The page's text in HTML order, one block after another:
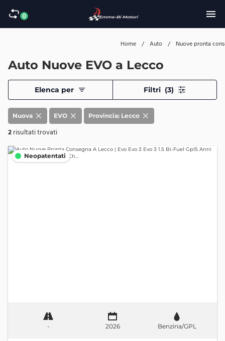
0
Home / Auto / Nuove pronta
Auto Nuove EVO a Lecco
Elenca per Filtri (3)
Nuova EVO Provincia: Lecco
2risultati trovati
Neopatentati
- 2026 Benzina/GPL